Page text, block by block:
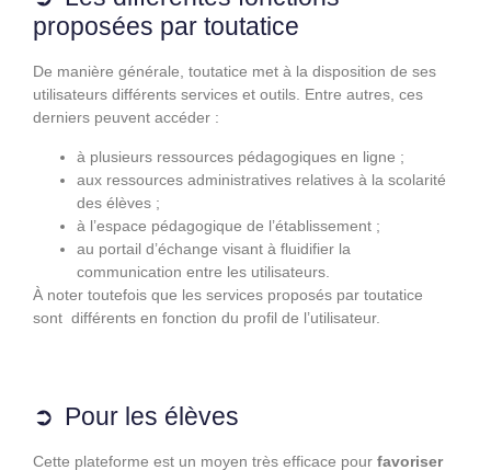
proposées par toutatice
De manière générale, toutatice met à la disposition de ses
utilisateurs différents services et outils. Entre autres, ces
derniers peuvent accéder :
à plusieurs ressources pédagogiques en ligne ;
aux ressources administratives relatives à la scolarité
des élèves ;
à l’espace pédagogique de l’établissement ;
au portail d’échange visant à fluidifier la
communication entre les utilisateurs.
À noter toutefois que les services proposés par toutatice
sont différents en fonction du profil de l’utilisateur.
Pour les élèves
Cette plateforme est un moyen très efficace pour favoriser